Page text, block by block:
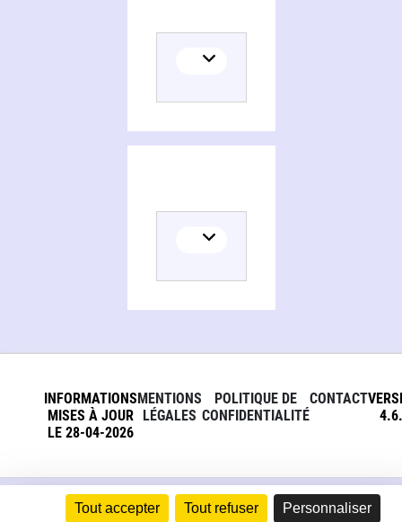
Tout accepter Tout refuser Personnaliser
INFORMATIONS
MISES À JOUR
LE 28-04-2026
MENTIONS
LÉGALES
POLITIQUE DE
CONFIDENTIALITÉ
CONTACT